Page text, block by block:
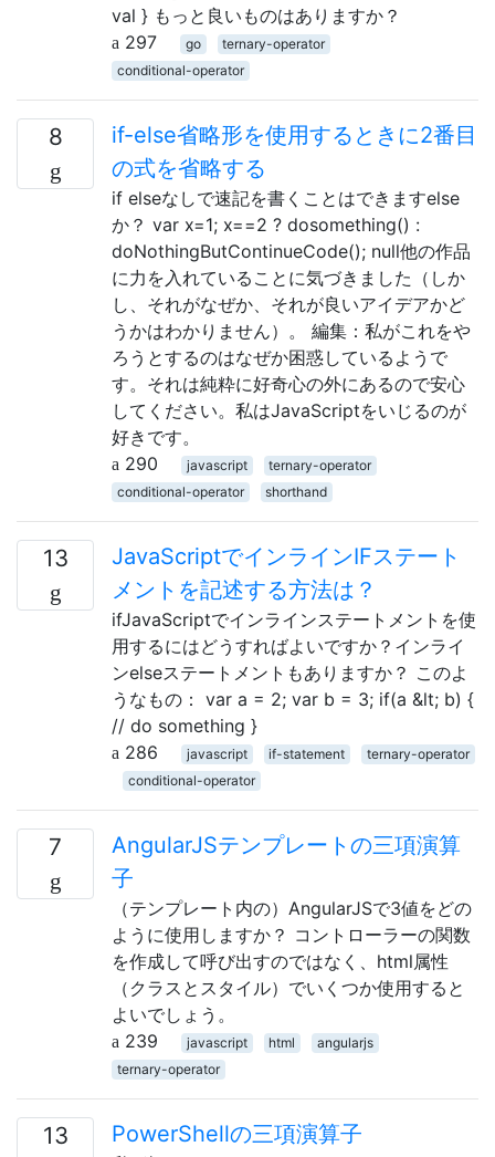
val } もっと良いものはありますか？
297
go
ternary-operator
conditional-operator
8
if-else省略形を使用するときに2番目
の式を省略する
if elseなしで速記を書くことはできますelse
か？ var x=1; x==2 ? dosomething() :
doNothingButContinueCode(); null他の作品
に力を入れていることに気づきました（しか
し、それがなぜか、それが良いアイデアかど
うかはわかりません）。 編集：私がこれをや
ろうとするのはなぜか困惑しているようで
す。それは純粋に好奇心の外にあるので安心
してください。私はJavaScriptをいじるのが
好きです。
290
javascript
ternary-operator
conditional-operator
shorthand
13
JavaScriptでインラインIFステート
メントを記述する方法は？
ifJavaScriptでインラインステートメントを使
用するにはどうすればよいですか？インライ
ンelseステートメントもありますか？ このよ
うなもの： var a = 2; var b = 3; if(a &lt; b) {
// do something }
286
javascript if-statement
ternary-operator
conditional-operator
7
AngularJSテンプレートの三項演算
子
（テンプレート内の）AngularJSで3値をどの
ように使用しますか？ コントローラーの関数
を作成して呼び出すのではなく、html属性
（クラスとスタイル）でいくつか使用すると
よいでしょう。
239
javascript html
angularjs
ternary-operator
13 PowerShellの三項演算子